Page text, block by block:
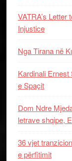
VATRA’s Letter
Injustice
Nga Tirana në
Kardinali
e Spaçit
Dom Ndre
letrave shqipe,
36 vjet
e përfitimit